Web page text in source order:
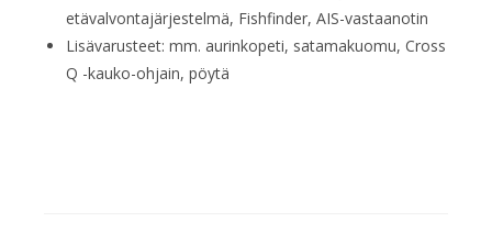
etävalvontajärjestelmä, Fishfinder, AIS-vastaanotin
Lisävarusteet: mm. aurinkopeti, satamakuomu, Cross
Q -kauko-ohjain, pöytä